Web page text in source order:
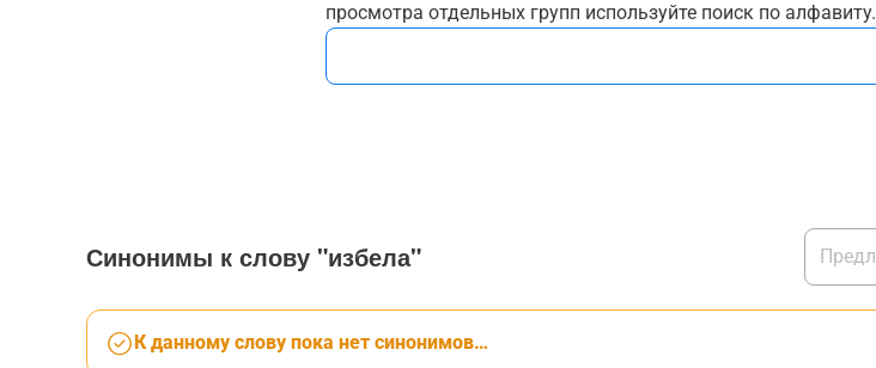
просмотра отдельных групп используйте поиск по алфавиту.
Синонимы к слову "избела"
К данному слову пока нет синонимов…